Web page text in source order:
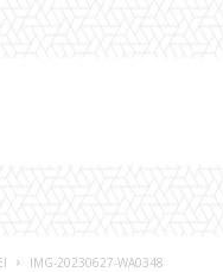
IMG-20230627-WA0348